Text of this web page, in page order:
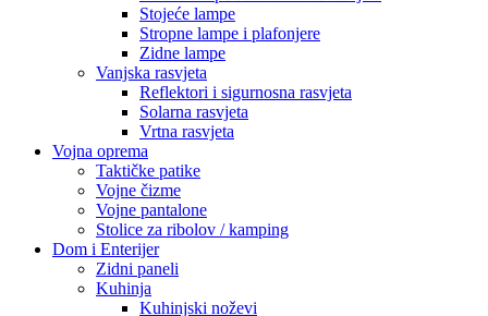
Stojeće lampe
Stropne lampe i plafonjere
Zidne lampe
Vanjska rasvjeta
Reflektori i sigurnosna rasvjeta
Solarna rasvjeta
Vrtna rasvjeta
Vojna oprema
Taktičke patike
Vojne čizme
Vojne pantalone
Stolice za ribolov / kamping
Dom i Enterijer
Zidni paneli
Kuhinja
Kuhinjski noževi